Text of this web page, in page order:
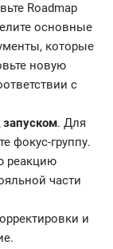
Roadmap
основные
которые
новую
с
запуском. Для
фокус-группу.
реакцию
части
и